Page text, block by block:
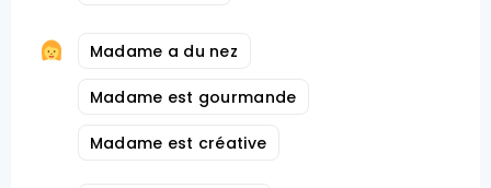
Madame a du nez
Madame est gourmande
Madame est créative